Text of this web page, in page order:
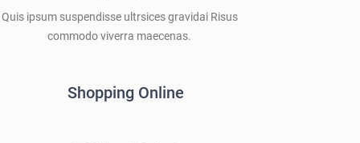
Quis ipsum suspendisse ultrsices gravidai Risus
commodo viverra maecenas.
Shopping Online